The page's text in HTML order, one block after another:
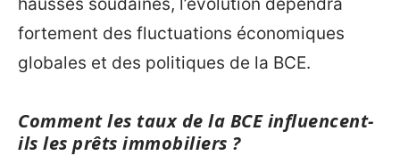
fortement des fluctuations économiques
globales et des politiques de la BCE.
Comment les taux de la BCE influencent-
ils les prêts immobiliers ?